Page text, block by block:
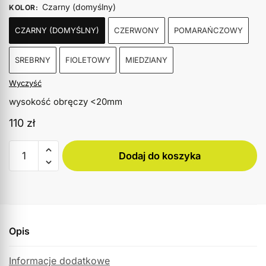
KOLOR: Czarny (domyślny)
CZARNY (DOMYŚLNY) CZERWONY POMARAŃCZOWY
SREBRNY FIOLETOWY MIEDZIANY
Wyczyść
wysokość obręczy <20mm
110 zł
Dodaj do koszyka
Opis
Informacje dodatkowe